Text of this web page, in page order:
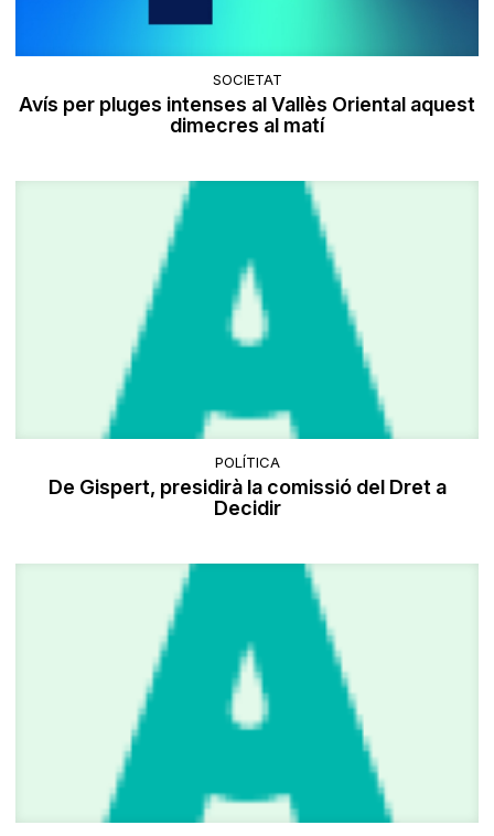
SOCIETAT
Avís per pluges intenses al Vallès Oriental aquest
dimecres al matí
POLÍTICA
De Gispert, presidirà la comissió del Dret a
Decidir